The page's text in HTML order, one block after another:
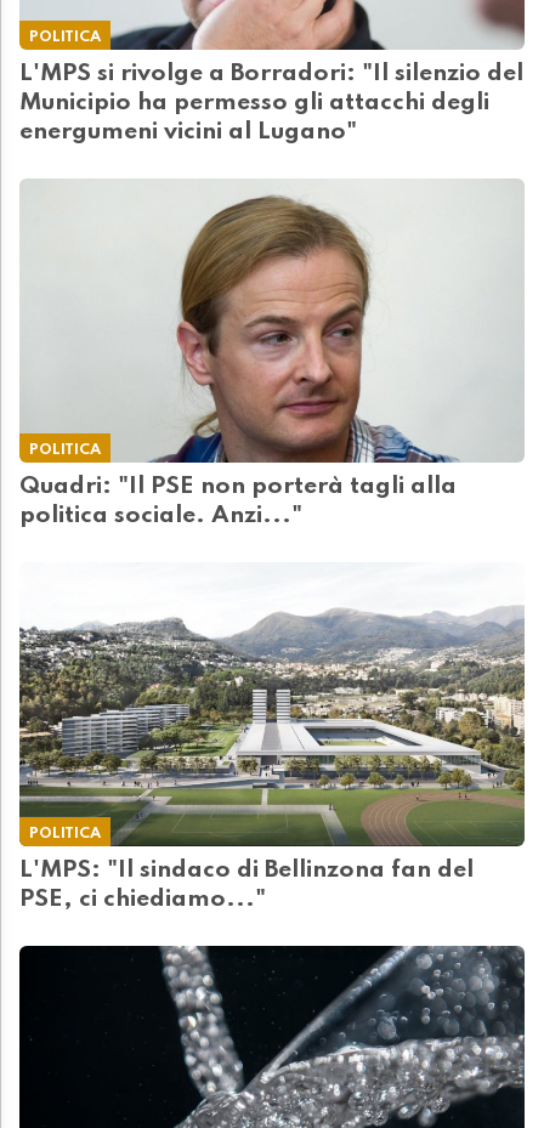
POLITICA
L'MPS si rivolge a Borradori: "Il silenzio del
Municipio ha permesso gli attacchi degli
energumeni vicini al Lugano"
POLITICA
Quadri: "Il PSE non porterà tagli alla
politica sociale. Anzi..."
POLITICA
L'MPS: "Il sindaco di Bellinzona fan del
PSE, ci chiediamo..."